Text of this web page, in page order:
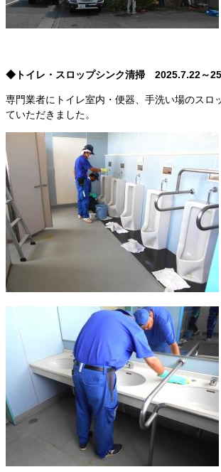
◆トイレ・スロップシンク清掃 2025.7.22～25
専門業者にトイレ室内・便器、手洗い場のスロ
ていただきました。